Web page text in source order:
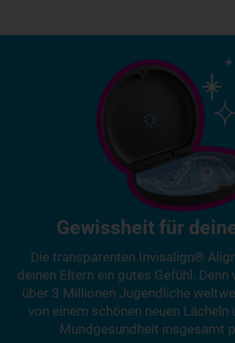
Gewissheit für
Die transparenten Invisalign®
deinen Eltern ein gutes Gefühl. Denn
über 3 Millionen Jugendliche
von einem schönen neuen Lächeln
Mundgesundheit insgesamt
Und